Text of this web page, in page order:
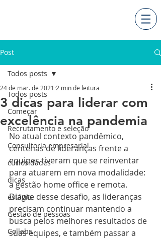
Post
Todos posts
Começar
Recrutamento e seleção
Consultoria empresarial
curiosidades
dicas
estágio
Gestão de pessoas
Collabs
Todos posts
3 dicas para liderar com
excelência na pandemia
24 de mar. de 2021 2 min de leitura
No atual contexto pandêmico,
centenas de lideranças frente a
equipes tiveram que se reinventar
para atuarem em nova modalidade:
a gestão home office e remota.
Diante desse desafio, as lideranças
precisam continuar mantendo a
busca pelos melhores resultados de
suas equipes, e também passar a